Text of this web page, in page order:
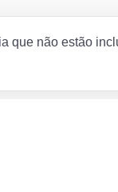
que não estão